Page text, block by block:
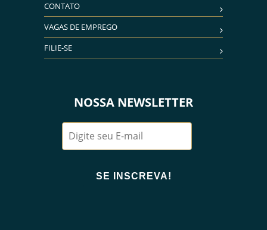
CONTATO
VAGAS DE EMPREGO
FILIE-SE
NOSSA NEWSLETTER